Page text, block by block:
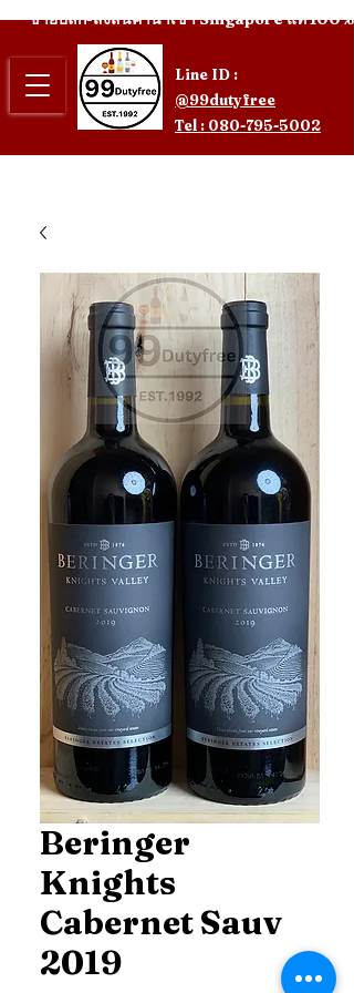
Line ID :
@99dutyfree
Tel : 080-795-5002
ขายปลีก-ส่งสินค้านำเข้า Singapore แท้ 100%
Beringer
Knights
Cabernet Sauv
2019